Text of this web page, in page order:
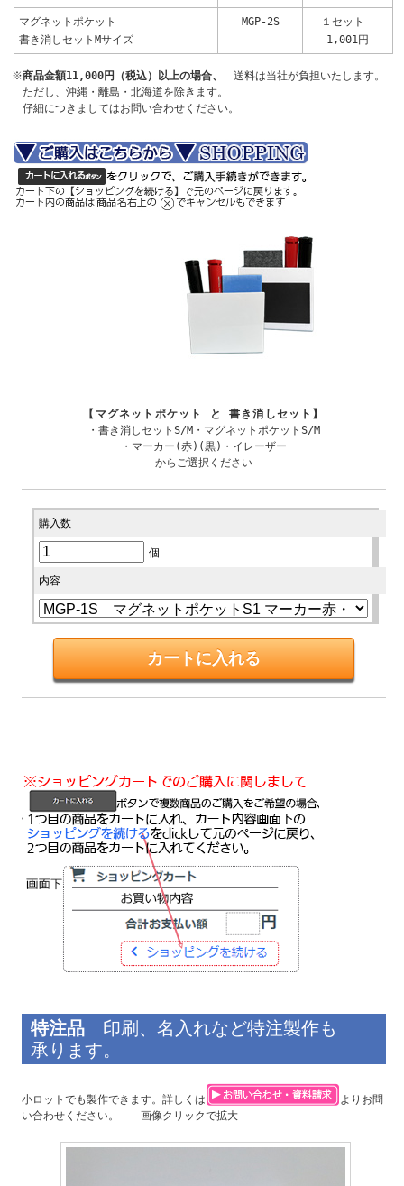
マグネットポケット
書き消しセットMサイズ
MGP-2S
１セット
1,001円
※商品金額11,000円（税込）以上の場合、
送料は当社が負担いたします。
ただし、沖縄・離島・北海道を除きます。
仔細につきましてはお問い合わせください。
【マグネットポケット と 書き消しセット】
・書き消しセットS/M・マグネットポケットS/M
・マーカー(赤)(黒)・イレーザー
からご選択ください
購入数
個
内容
特注品印刷、名入れなど特注製作も
承ります。
小ロットでも製作できます。詳しくは
よりお問
い合わせください。 画像クリックで拡大